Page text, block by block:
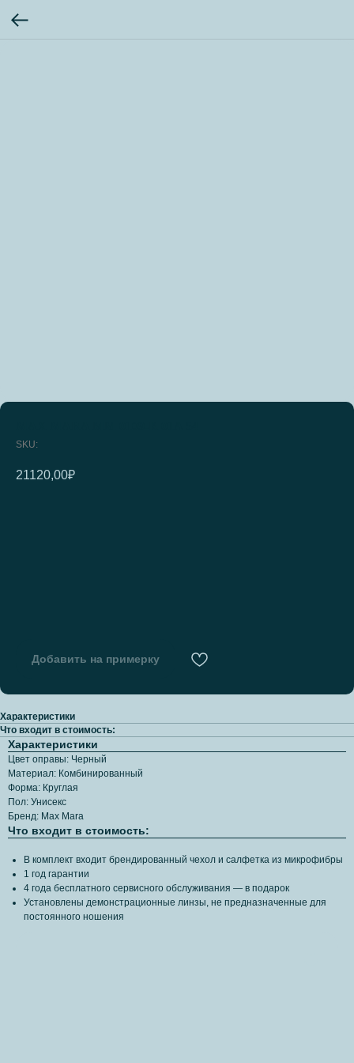
SKU:
21120,00₽
Добавить на примерку
Характеристики
Что входит в стоимость:
Характеристики
Цвет оправы: Черный
Материал: Комбинированный
Форма: Круглая
Пол: Унисекс
Бренд: Max Mara
Что входит в стоимость:
В комплект входит брендированный чехол и салфетка из микрофибры
1 год гарантии
4 года бесплатного сервисного обслуживания — в подарок
Установлены демонстрационные линзы, не предназначенные для
постоянного ношения